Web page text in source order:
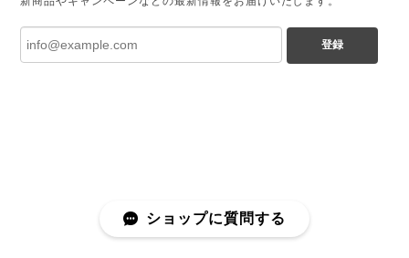
登録
ショップに質問する